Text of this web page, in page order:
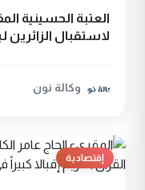
العتبة الحسينية
لاستقبال الزائرين
وكالة نون
إقتصادية